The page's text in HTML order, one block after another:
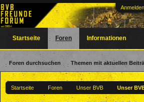
Startseite Foren Unser BVB Unser
Startseite Foren
Foren durchsuchen Themen mit aktuellen
Informationen